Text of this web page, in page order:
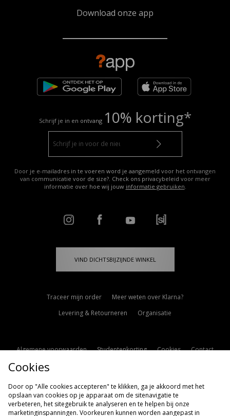
Download onze app
Schrijf je in en ontvang 10% korting*
Door je e-mailadres in te voeren word je aangemeld voor het ontvangen
van communicatie voor de size?. Check ons privacybeleid voor meer
informatie over hoe wij jouw informatie gebruiken
VIND DICHTSBIJZIJNDE WINKEL
Traceer mijn order
Meer weten over Klarna?
Levering & Retourneren
Organisatie
Algemene voorwaarden Studentenkorting Cookies
Contact
Cookie Instellingen
Cookies
Door op "Alle cookies accepteren" te klikken, ga je akkoord met het
opslaan van cookies op je apparaat om de sitenavigatie te
verbeteren, het sitegebruik te analyseren en te helpen bij onze
marketinginspanningen. Voorkeuren kunnen worden aangepast in